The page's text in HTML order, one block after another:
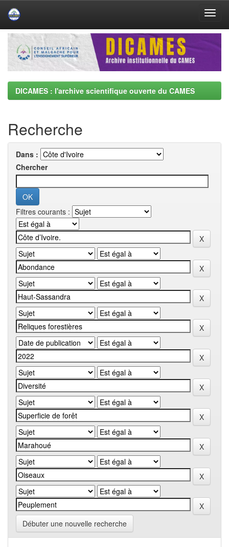
Skip
navigation
DICAMES : l'archive scientifique ouverte du CAMES
Recherche
Dans :
Chercher
Filtres courants :
Débuter une nouvelle recherche